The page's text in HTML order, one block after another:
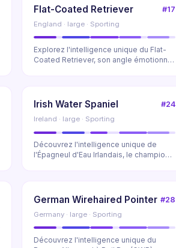
Flat-Coated Retriever #17
England · large · Sporting
Explorez l'intelligence unique du Flat-
Coated Retriever, son angle émotionnel
Irish Water Spaniel #24
Ireland · large · Sporting
Découvrez l'intelligence unique de
l'Épagneul d'Eau Irlandais, le champion
German Wirehaired Pointer #28
Germany · large · Sporting
Découvrez l'intelligence unique du